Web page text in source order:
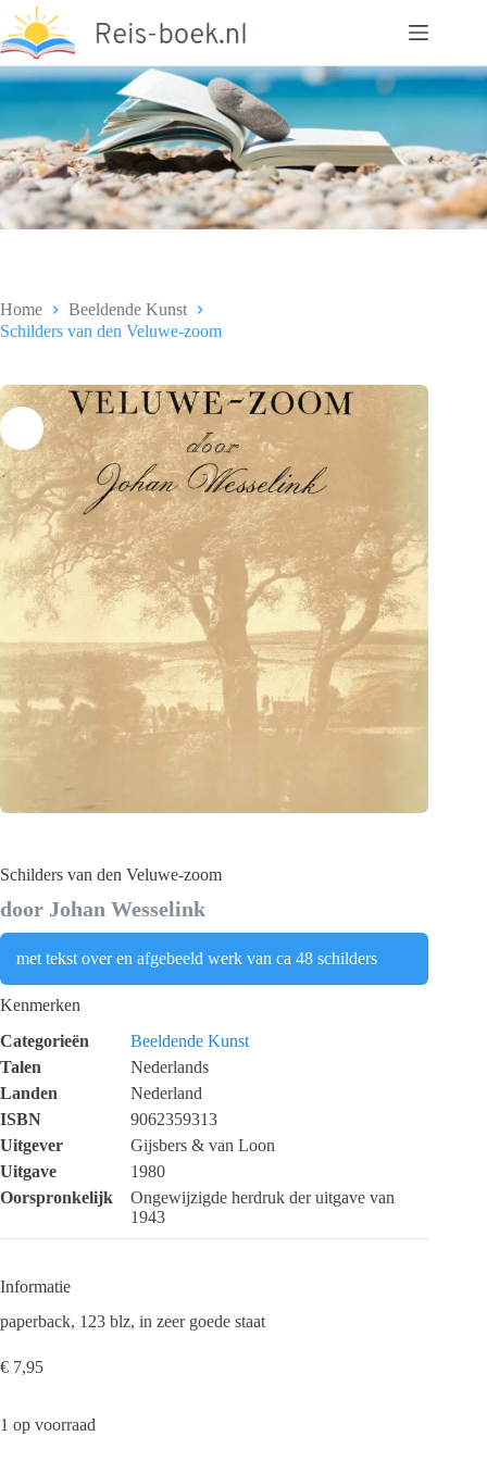
naar
de
inhoud
Home
Beeldende Kunst
Schilders van den Veluwe-zoom
Schilders van den Veluwe-zoom
door Johan Wesselink
met tekst over en afgebeeld werk van ca 48 schilders
Kenmerken
Categorieën
Beeldende Kunst
Talen
Nederlands
Landen
Nederland
ISBN
9062359313
Uitgever
Gijsbers & van Loon
Uitgave
1980
Oorspronkelijk
Ongewijzigde herdruk der uitgave van
1943
Informatie
paperback, 123 blz, in zeer goede staat
€ 7,95
1 op voorraad